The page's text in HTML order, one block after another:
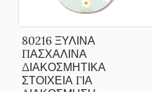
80216 ΞΥΛΙΝΑ
ΠΑΣΧΑΛΙΝΑ
ΔΙΑΚΟΣΜΗΤΙΚΑ
ΣΤΟΙΧΕΙΑ ΓΙΑ